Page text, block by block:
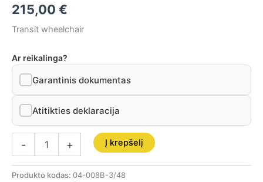
215,00 €
Transit wheelchair
Ar reikalinga?
Garantinis dokumentas
Atitikties deklaracija
- + Į krepšelį
Produkto kodas: 04-008B-3/48